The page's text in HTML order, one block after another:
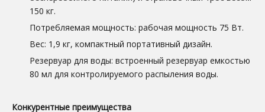
150 кг.
Потребляемая мощность: рабочая мощность 75 Вт.
Вес: 1,9 кг, компактный портативный дизайн.
Резервуар для воды: встроенный резервуар емкостью
80 мл для контролируемого распыления воды.
Конкурентные преимущества